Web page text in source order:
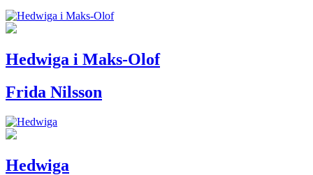
Hedwiga i Maks-Olof
Frida Nilsson
Hedwiga